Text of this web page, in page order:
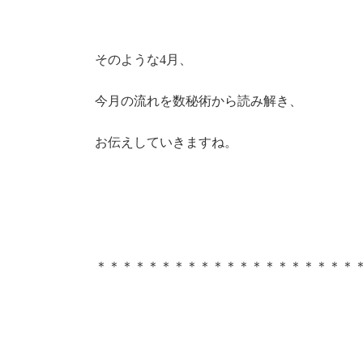
そのような4月、
今月の流れを数秘術から読み解き、
お伝えしていきますね。
＊＊＊＊＊＊＊＊＊＊＊＊＊＊＊＊＊＊＊＊